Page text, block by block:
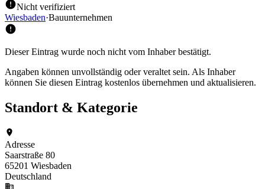
Nicht verifiziert
Wiesbaden·Bauunternehmen
Dieser Eintrag wurde noch nicht vom Inhaber bestätigt.
Angaben können unvollständig oder veraltet sein. Als Inhaber
können Sie diesen Eintrag kostenlos übernehmen und aktualisieren.
Standort & Kategorie
Adresse
Saarstraße 80
65201 Wiesbaden
Deutschland